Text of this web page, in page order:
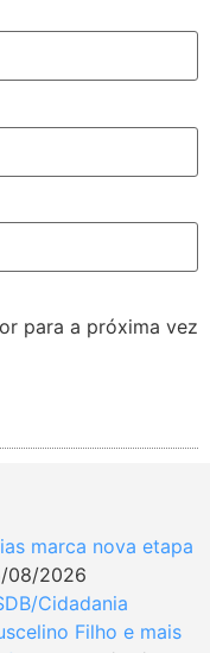
para a próxima vez
marca nova etapa
08/2026
Cidadania
Filho e mais